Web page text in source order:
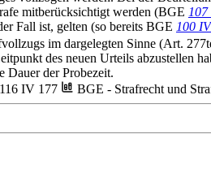
mitberücksichtigt werden (BGE 107
Fall ist, gelten (so bereits BGE 100
im dargelegten Sinne (Art.
des neuen Urteils abzustellen
Dauer der Probezeit.
116 IV 177 BGE - Strafrecht und